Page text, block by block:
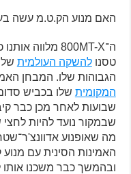
האם מנוע הק.ט.מ עשה
טסנולהשקה העולמית
הגבוהות שלו. המבחן
המקומית שלו בכביש
שבועות לאחר מכן כבר
שבמקור נועד להיות
מה שאופנוע
ובהמשך כבר משכנו אותו